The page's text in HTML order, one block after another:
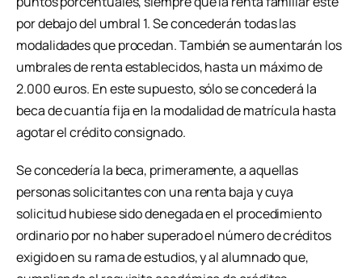
por debajo del umbral 1. Se concederán todas las
modalidades que procedan. También se aumentarán los
umbrales de renta establecidos, hasta un máximo de
2.000 euros. En este supuesto, sólo se concederá la
beca de cuantía fija en la modalidad de matrícula hasta
agotar el crédito consignado.
Se concedería la beca, primeramente, a aquellas
personas solicitantes con una renta baja y cuya
solicitud hubiese sido denegada en el procedimiento
ordinario por no haber superado el número de créditos
exigido en su rama de estudios, y al alumnado que,